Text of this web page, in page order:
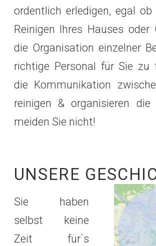
ordentlich erledigen, egal
Reinigen Ihres Hauses oder
die Organisation einzelner
richtige Personal für Sie zu
die Kommunikation
reinigen & organisieren die
meiden Sie nicht!
UNSERE
Sie haben
selbst keine
Zeit für`s